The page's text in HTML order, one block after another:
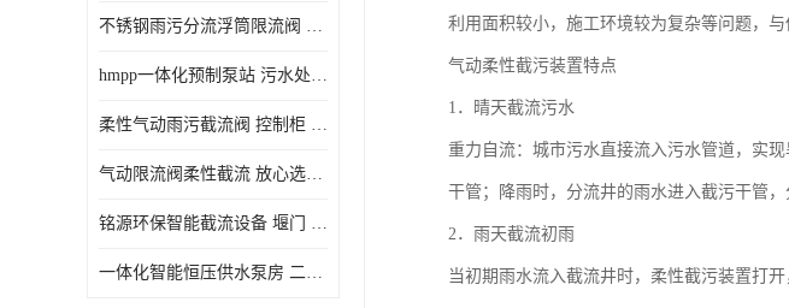
不锈钢雨污分流浮筒限流阀 DN150-DN1000 品质可信
hmpp一体化预制泵站 污水处理系统 乡镇学校市政排水 厂家供应
柔性气动雨污截流阀 控制柜 远程控制安全性高检修方便
气动限流阀柔性截流 放心选购 控源截污铭源环保
铭源环保智能截流设备 堰门 铸铁调节闸门作用 源头商家 可定制
一体化智能恒压供水泵房 二次加压供水设备户外智慧泵房
利用面积较小，施工环境较为复杂等问题，
气动柔性截污装置特点
1．晴天截流污水
重力自流：城市污水直接流入污水管道，实
干管；降雨时，分流井的雨水进入截污干管
2．雨天截流初雨
当初期雨水流入截流井时，柔性截污装置打